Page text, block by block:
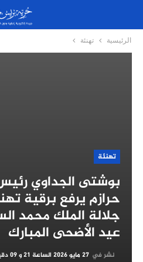
الرئيسية تهنئة
تهنئة
بوشتى الجداوي
حرازم يرفع برقية
جلالة الملك محمد
عيد الأضحى المبارك
نشر في 27 مايو 2026 الساعة 21 و 09 دقيقة